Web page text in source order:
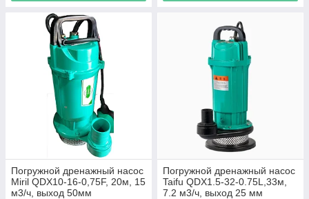
Погружной дренажный насос
Miril QDX10-16-0,75F, 20м, 15
м3/ч, выход 50мм
Погружной дренажный насос
Taifu QDX1.5-32-0.75L,33м,
7.2 м3/ч, выход 25 мм